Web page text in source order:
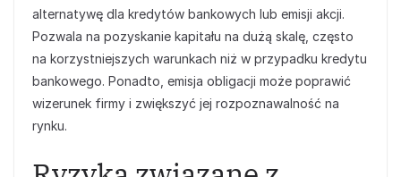
alternatywę dla kredytów bankowych lub emisji akcji.
Pozwala na pozyskanie kapitału na dużą skalę, często
na korzystniejszych warunkach niż w przypadku kredytu
bankowego. Ponadto, emisja obligacji może poprawić
wizerunek firmy i zwiększyć jej rozpoznawalność na
rynku.